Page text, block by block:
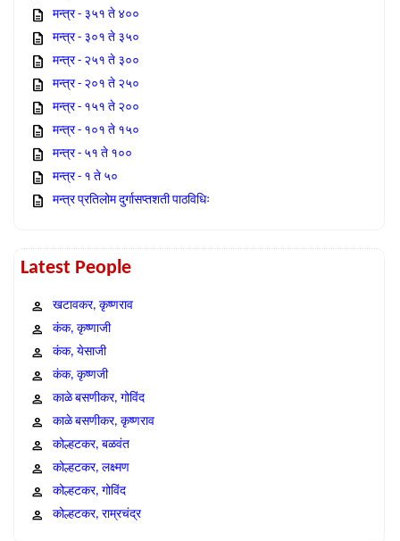
मन्त्र - ३५१ ते ४००
मन्त्र - ३०१ ते ३५०
मन्त्र - २५१ ते ३००
मन्त्र - २०१ ते २५०
मन्त्र - १५१ ते २००
मन्त्र - १०१ ते १५०
मन्त्र - ५१ ते १००
मन्त्र - १ ते ५०
मन्त्र प्रतिलोम दुर्गासप्तशती पाठविधिः
Latest People
खटावकर, कृष्णराव
कंक, कृष्णाजी
कंक, येसाजी
कंक, कृष्णजी
काळे बसणीकर, गोविंद
काळे बसणीकर, कृष्णराव
कोल्हटकर, बळवंत
कोल्हटकर, लक्ष्मण
कोल्हटकर, गोविंद
कोल्हटकर, राम्रचंद्र